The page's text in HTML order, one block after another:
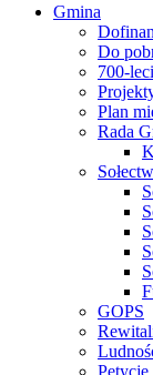
Gmina
Do
700-
Plan
Rada
GOPS
Petycje